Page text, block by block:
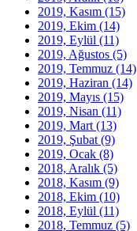
2019, Kasım (15)
2019, Ekim (14)
2019, Eylül (11)
2019, Ağustos (5)
2019, Temmuz (14)
2019, Haziran (14)
2019, Mayıs (15)
2019, Nisan (11)
2019, Mart (13)
2019, Şubat (9)
2019, Ocak (8)
2018, Aralık (5)
2018, Kasım (9)
2018, Ekim (10)
2018, Eylül (11)
2018, Temmuz (5)